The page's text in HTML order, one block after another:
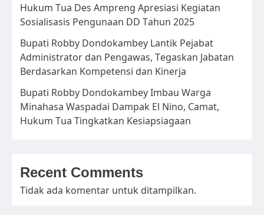
Hukum Tua Des Ampreng Apresiasi Kegiatan
Sosialisasis Pengunaan DD Tahun 2025
Bupati Robby Dondokambey Lantik Pejabat
Administrator dan Pengawas, Tegaskan Jabatan
Berdasarkan Kompetensi dan Kinerja
Bupati Robby Dondokambey Imbau Warga
Minahasa Waspadai Dampak El Nino, Camat,
Hukum Tua Tingkatkan Kesiapsiagaan
Recent Comments
Tidak ada komentar untuk ditampilkan.